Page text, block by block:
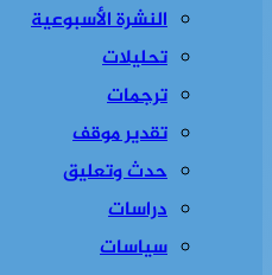
النشرة الأسبوعية
تحليلات
ترجمات
تقدير موقف
حدث وتعليق
دراسات
سياسات